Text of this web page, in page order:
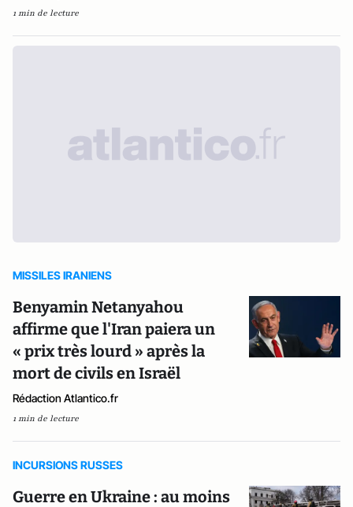
1 min de lecture
MISSILES IRANIENS
Benyamin Netanyahou
affirme que l'Iran paiera un
« prix très lourd » après la
mort de civils en Israël
Rédaction Atlantico.fr
1 min de lecture
INCURSIONS RUSSES
Guerre en Ukraine : au moins